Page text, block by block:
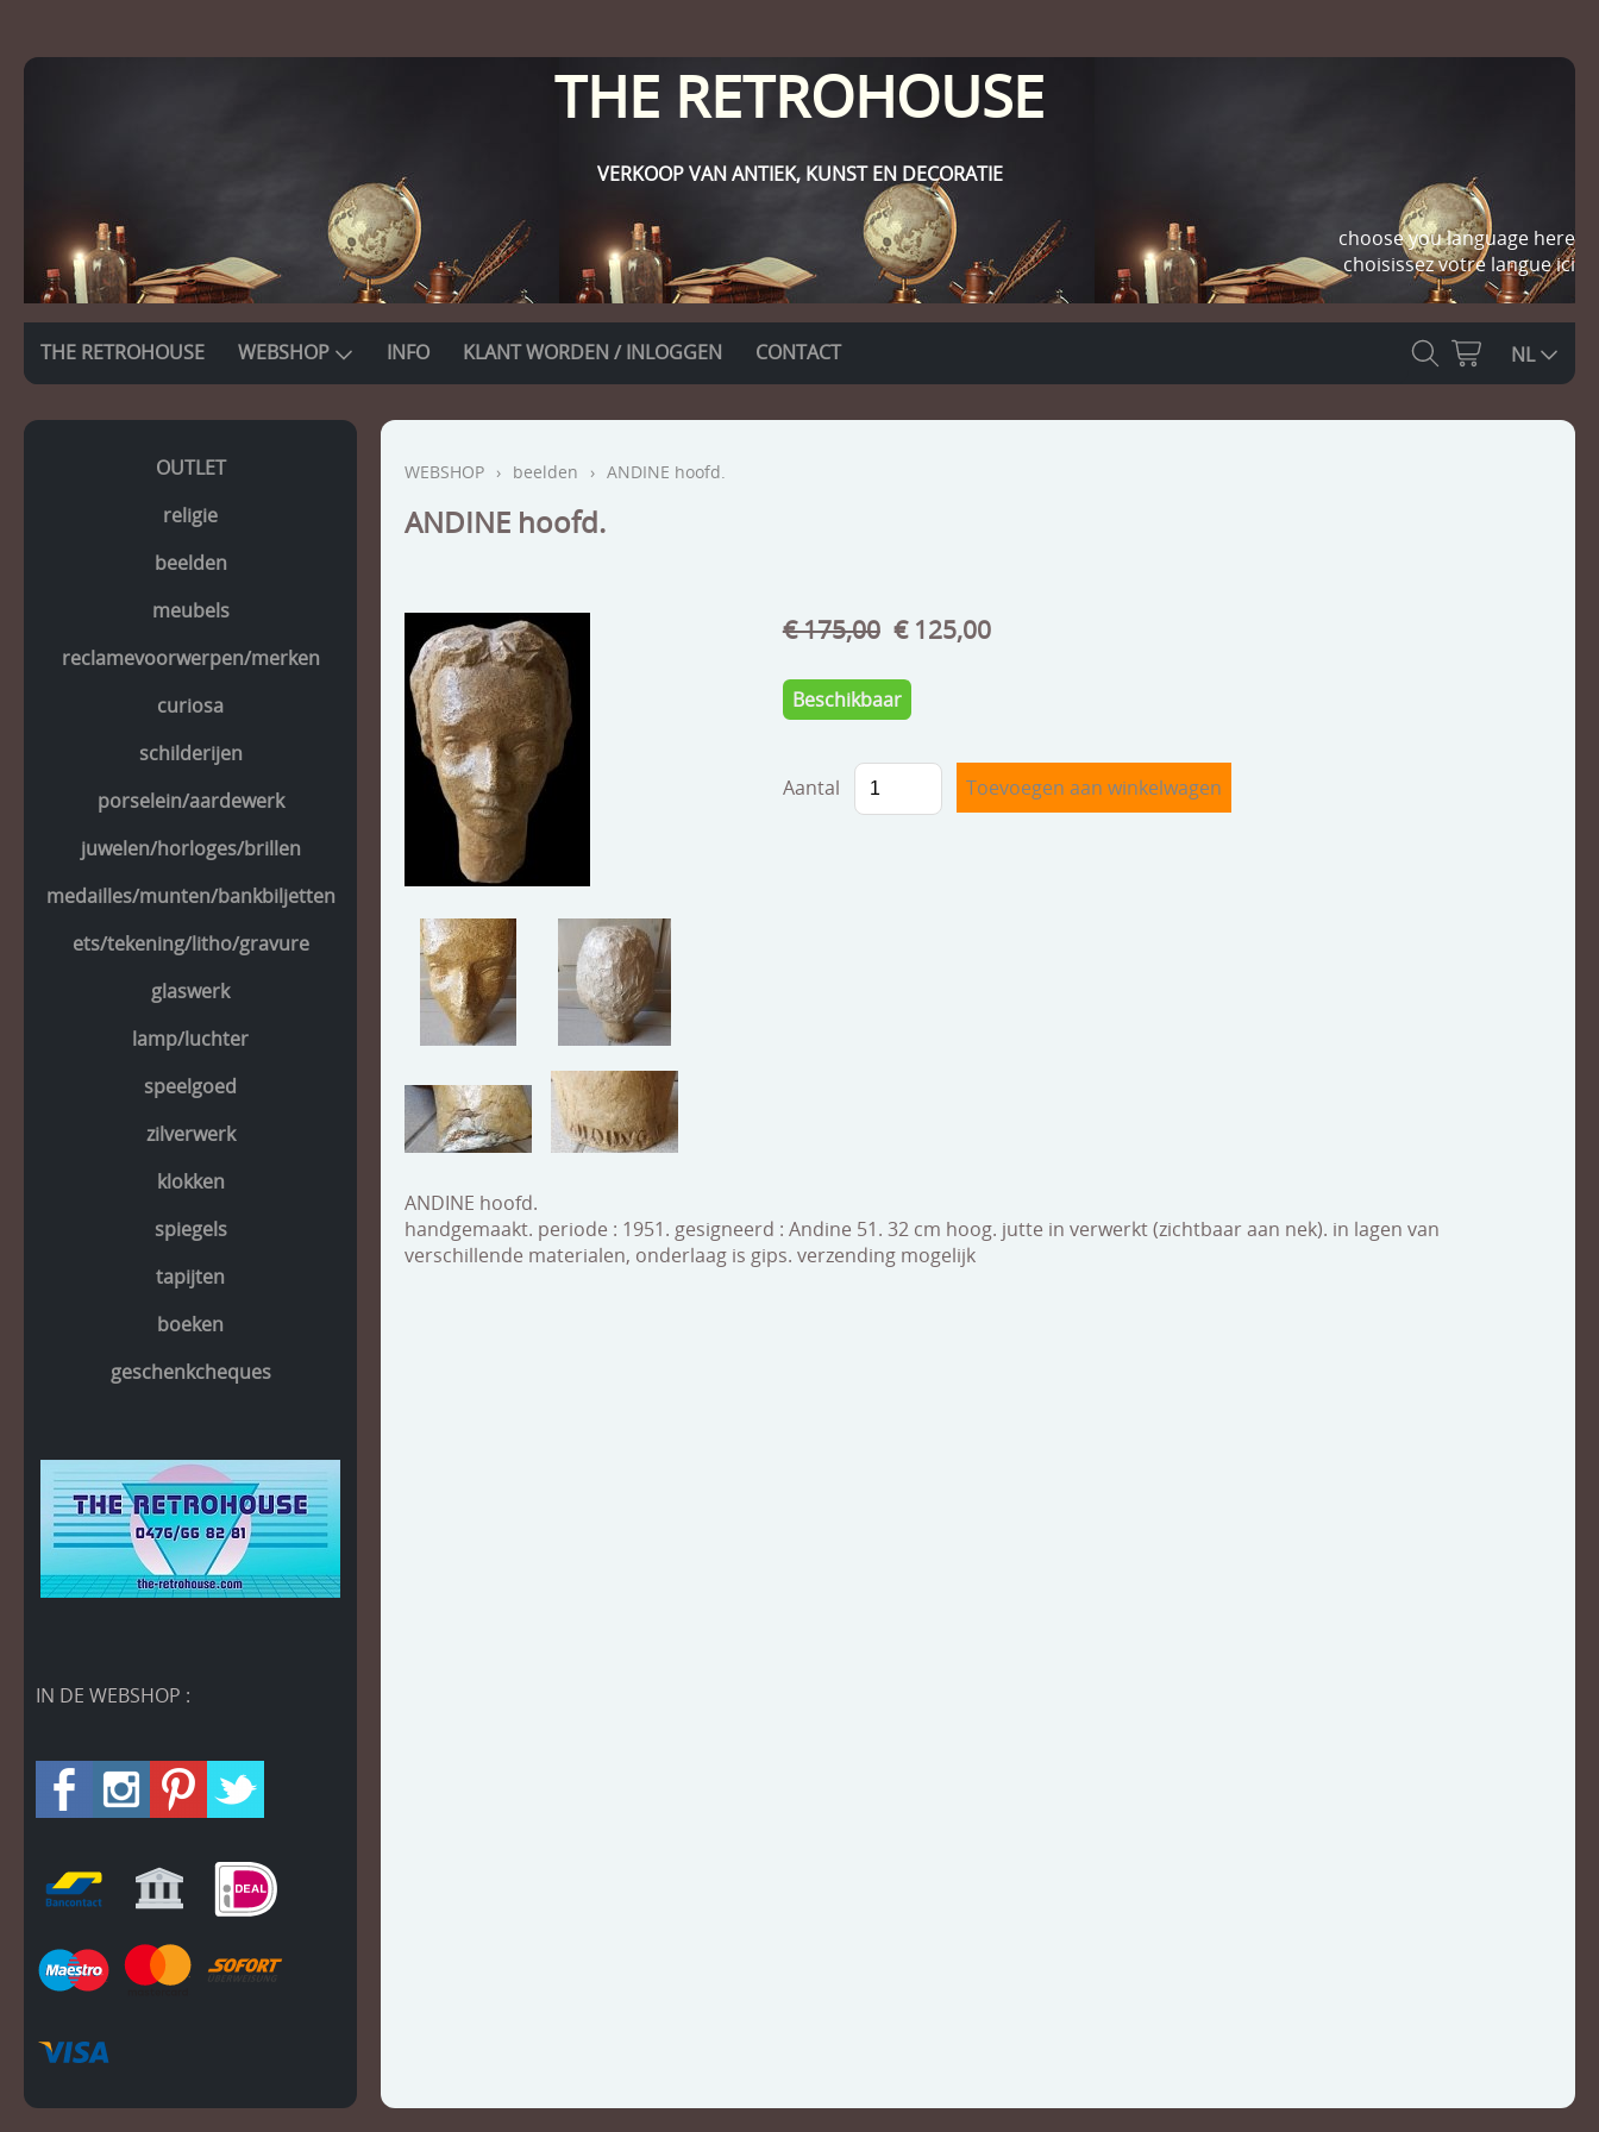
THE RETROHOUSE
VERKOOP VAN ANTIEK, KUNST EN DECORATIE
choose you language here
choisissez votre langue ici
THE RETROHOUSE WEBSHOP INFO KLANT WORDEN / INLOGGEN CONTACT NL
OUTLET
religie
beelden
meubels
reclamevoorwerpen/merken
curiosa
schilderijen
porselein/aardewerk
juwelen/horloges/brillen
medailles/munten/bankbiljetten
ets/tekening/litho/gravure
glaswerk
lamp/luchter
speelgoed
zilverwerk
klokken
spiegels
tapijten
boeken
geschenkcheques
IN DE WEBSHOP :
WEBSHOP › beelden › ANDINE hoofd.
ANDINE hoofd.
€ 175,00 € 125,00
Beschikbaar
Aantal
ANDINE hoofd.
handgemaakt. periode : 1951. gesigneerd : Andine 51. 32 cm hoog. jutte in verwerkt (zichtbaar aan nek). in lagen van
verschillende materialen, onderlaag is gips. verzending mogelijk